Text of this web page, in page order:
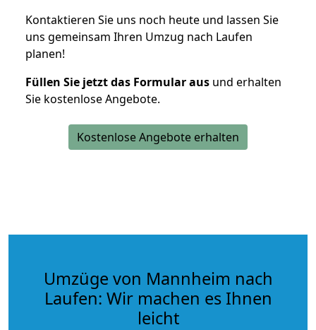
Kontaktieren Sie uns noch heute und lassen Sie
uns gemeinsam Ihren Umzug nach Laufen
planen!
Füllen Sie jetzt das Formular aus und erhalten
Sie kostenlose Angebote.
Kostenlose Angebote erhalten
Umzüge von Mannheim nach
Laufen: Wir machen es Ihnen
leicht